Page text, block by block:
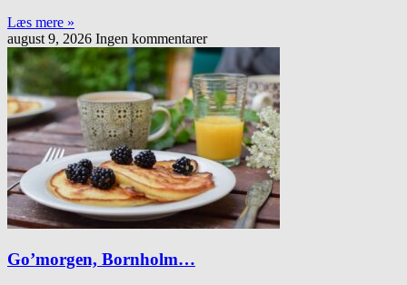
Læs mere »
august 9, 2026 Ingen kommentarer
Go’morgen, Bornholm…